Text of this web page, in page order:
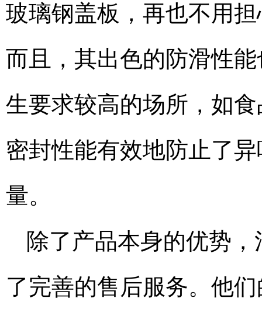
玻璃钢盖板，再也不用
而且，其出色的防滑性
生要求较高的场所，如
密封性能有效地防止了
量。
除了产品本身的优势
了完善的售后服务。他